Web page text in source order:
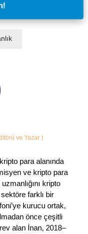
ve Yazar )
para alanında
ve kripto para
kripto
farklı bir
kurucu ortak,
önce çeşitli
alan İnan, 2018–